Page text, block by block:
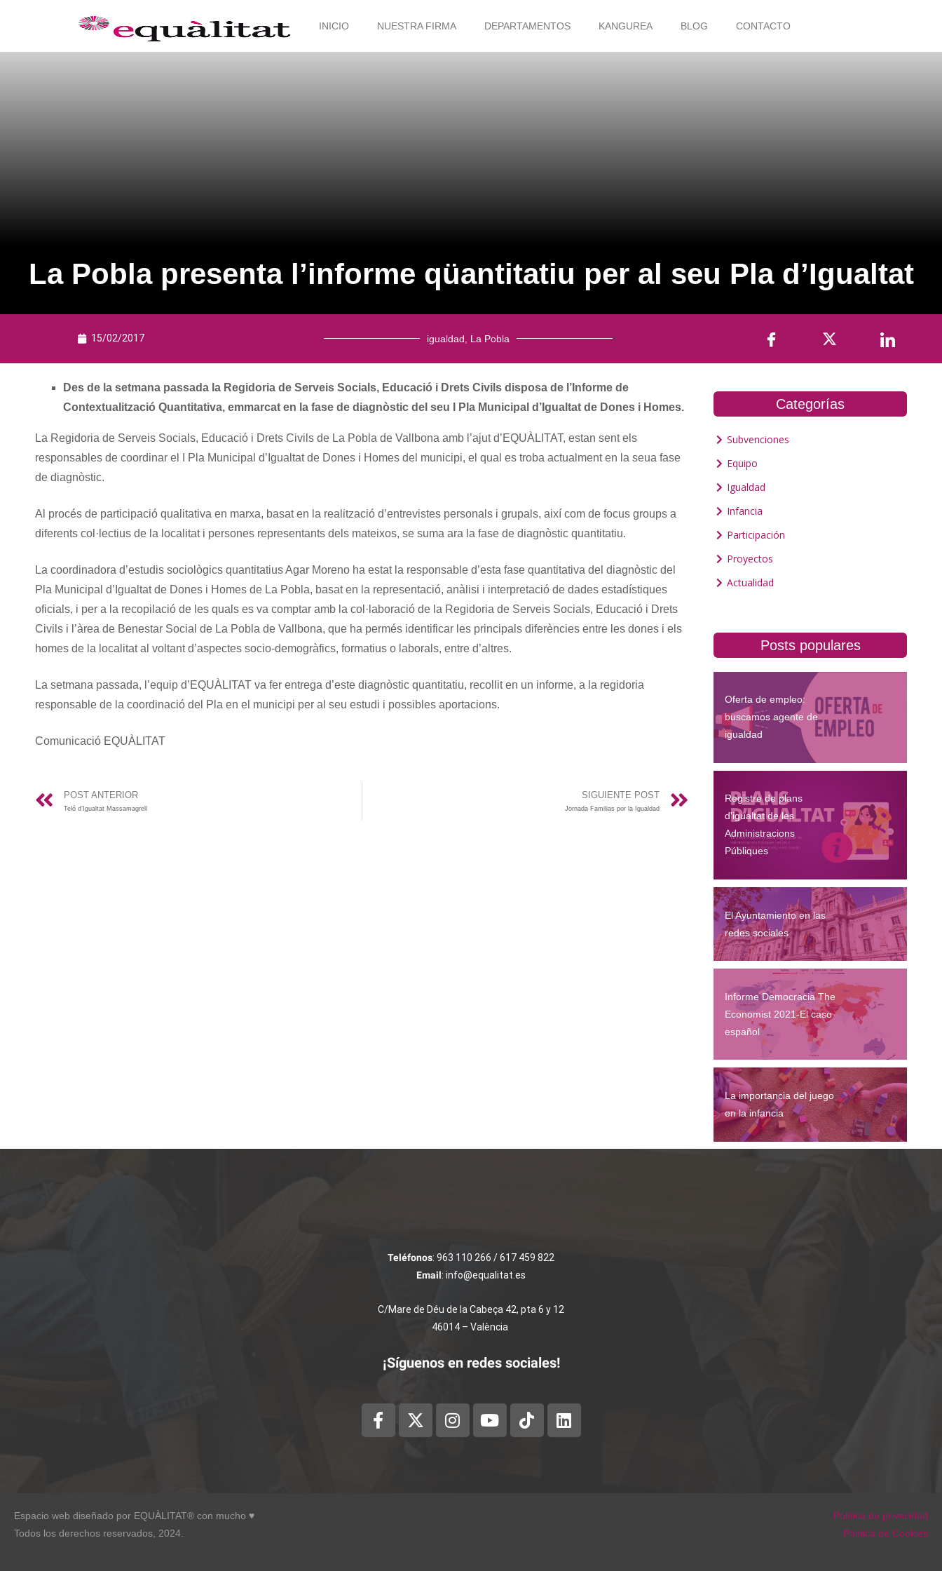
INICIO NUESTRA FIRMA DEPARTAMENTOS KANGUREA BLOG CONTACTO
La Pobla presenta l’informe qüantitatiu per al seu Pla d’Igualtat
15/02/2017 igualdad La Pobla
Des de la setmana passada la Regidoria de Serveis Socials, Educació i Drets Civils disposa de l’Informe de
Contextualització Quantitativa, emmarcat en la fase de diagnòstic del seu I Pla Municipal d’Igualtat de Dones i Homes.
La Regidoria de Serveis Socials, Educació i Drets Civils de La Pobla de Vallbona amb l’ajut d’EQUÀLITAT, estan sent els
responsables de coordinar el I Pla Municipal d’Igualtat de Dones i Homes del municipi, el qual es troba actualment en la seua fase
de diagnòstic.
Al procés de participació qualitativa en marxa, basat en la realització d’entrevistes personals i grupals, així com de focus groups a
diferents col·lectius de la localitat i persones representants dels mateixos, se suma ara la fase de diagnòstic quantitatiu.
La coordinadora d’estudis sociològics quantitatius Agar Moreno ha estat la responsable d’esta fase quantitativa del diagnòstic del
Pla Municipal d’Igualtat de Dones i Homes de La Pobla, basat en la representació, anàlisi i interpretació de dades estadístiques
oficials, i per a la recopilació de les quals es va comptar amb la col·laboració de la Regidoria de Serveis Socials, Educació i Drets
Civils i l’àrea de Benestar Social de La Pobla de Vallbona, que ha permés identificar les principals diferències entre les dones i els
homes de la localitat al voltant d’aspectes socio-demogràfics, formatius o laborals, entre d’altres.
La setmana passada, l’equip d’EQUÀLITAT va fer entrega d’este diagnòstic quantitatiu, recollit en un informe, a la regidoria
responsable de la coordinació del Pla en el municipi per al seu estudi i possibles aportacions.
Comunicació EQUÀLITAT
POST ANTERIOR
Teló d’Igualtat Massamagrell
SIGUIENTE POST
Jornada Familias por la Igualdad
Categorías
Subvenciones
Equipo
Igualdad
Infancia
Participación
Proyectos
Actualidad
Posts populares
Oferta de empleo:
buscamos agente de
igualdad
Registre de plans
d'igualtat de les
Administracions
Públiques
El Ayuntamiento en las
redes sociales
Informe Democracia The
Economist 2021-El caso
español
La importancia del juego
en la infancia
Teléfonos: 963 110 266 / 617 459 822
Email: info@equalitat.es
C/Mare de Déu de la Cabeça 42, pta 6 y 12
46014 – València
¡Síguenos en redes sociales!
Espacio web diseñado por EQUÀLITAT® con mucho ♥︎
Todos los derechos reservados, 2024.
Política de privacidad
Política de Cookies